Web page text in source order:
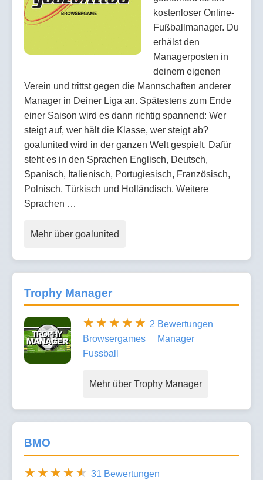
kostenloser Online-
Fußballmanager. Du
erhälst den
Managerposten in
deinem eigenen
Verein und trittst gegen die Mannschaften anderer
Manager in Deiner Liga an. Spätestens zum Ende
einer Saison wird es dann richtig spannend: Wer
steigt auf, wer hält die Klasse, wer steigt ab?
goalunited wird in der ganzen Welt gespielt. Dafür
steht es in den Sprachen Englisch, Deutsch,
Spanisch, Italienisch, Portugiesisch, Französisch,
Polnisch, Türkisch und Holländisch. Weitere
Sprachen …
Mehr über goalunited
Trophy Manager
2 Bewertungen
Browsergames
Manager
Fussball
Mehr über Trophy Manager
BMO
31 Bewertungen